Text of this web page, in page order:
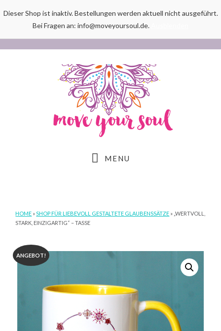
MENU
HOME »SHOP FÜR LIEBEVOLL GESTALTETE GLAUBENSSÄTZE » „WERTVOLL,
STARK, EINZIGARTIG“ – TASSE
ANGEBOT!
Dieser Shop ist inaktiv. Bestellungen werden aktuell nicht ausgeführt.
Bei Fragen an: info@moveyoursoul.de.